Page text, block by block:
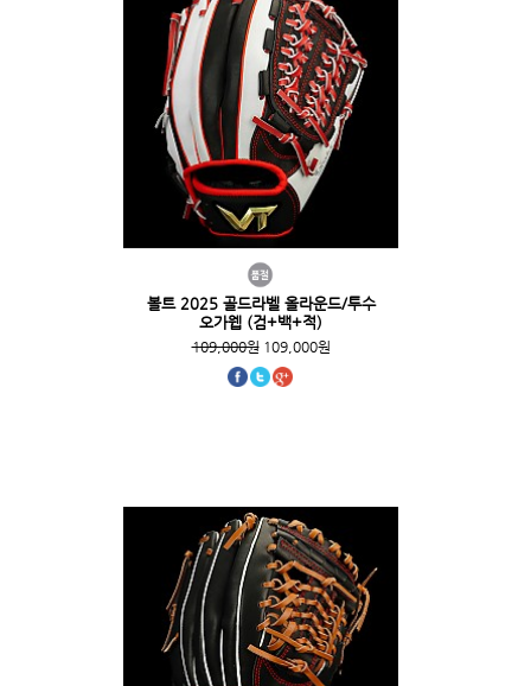
볼트 2025 골드라벨 올라운드/투수
오가웹 (검+백+적)
109,000원109,000원